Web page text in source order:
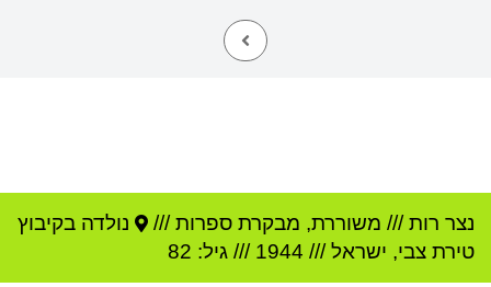
נצר רות/// משוררת, מבקרת ספרות /// נולדה בקיבוץ
טירת צבי, ישראל///
1944 /// גיל: 82